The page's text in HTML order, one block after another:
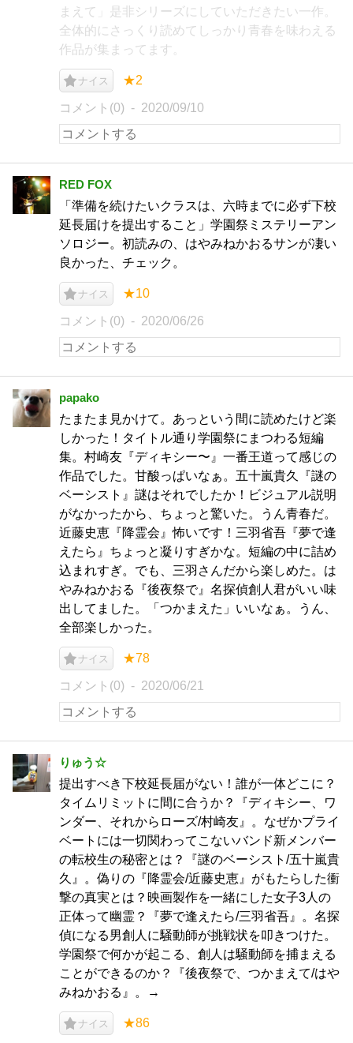
まえて」是非シリーズにしていただきたい一作。
全体的にさっくり読めてしっかり青春を味わえる
作品が集まってます。
ナイス ★2
コメント(0) 2020/09/10
RED FOX
「準備を続けたいクラスは、六時までに必ず下校
延長届けを提出すること」学園祭ミステリーアン
ソロジー。初読みの、はやみねかおるサンが凄い
良かった、チェック。
ナイス ★10
コメント(0) 2020/06/26
papako
たまたま見かけて。あっという間に読めたけど楽
しかった！タイトル通り学園祭にまつわる短編
集。村崎友『ディキシー〜』一番王道って感じの
作品でした。甘酸っぱいなぁ。五十嵐貴久『謎の
ベーシスト』謎はそれでしたか！ビジュアル説明
がなかったから、ちょっと驚いた。うん青春だ。
近藤史恵『降霊会』怖いです！三羽省吾『夢で逢
えたら』ちょっと凝りすぎかな。短編の中に詰め
込まれすぎ。でも、三羽さんだから楽しめた。は
やみねかおる『後夜祭で』名探偵創人君がいい味
出してました。「つかまえた」いいなぁ。うん、
全部楽しかった。
ナイス ★78
コメント(0) 2020/06/21
りゅう☆
提出すべき下校延長届がない！誰が一体どこに？
タイムリミットに間に合うか？『ディキシー、ワ
ンダー、それからローズ/村崎友』。なぜかプライ
ベートには一切関わってこないバンド新メンバー
の転校生の秘密とは？『謎のベーシスト/五十嵐貴
久』。偽りの『降霊会/近藤史恵』がもたらした衝
撃の真実とは？映画製作を一緒にした女子3人の
正体って幽霊？『夢で逢えたら/三羽省吾』。名探
偵になる男創人に騒動師が挑戦状を叩きつけた。
学園祭で何かが起こる、創人は騒動師を捕まえる
ことができるのか？『後夜祭で、つかまえて/はや
みねかおる』。→
ナイス ★86